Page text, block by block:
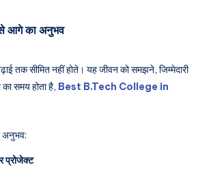
आगे का अनुभव
तक सीमित नहीं होते। यह जीवन को समझने, जिम्मेदारी
समय होता है, Best B.Tech College in
अनुभव:
प्रोजेक्ट